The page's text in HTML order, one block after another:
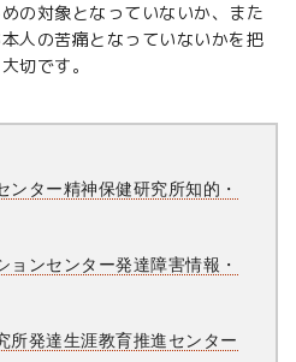
の対象となっていないか、また
人の苦痛となっていないかを把
切です。
ンター精神保健研究所知的・
ョンセンター発達障害情報・
所発達生涯教育推進センター